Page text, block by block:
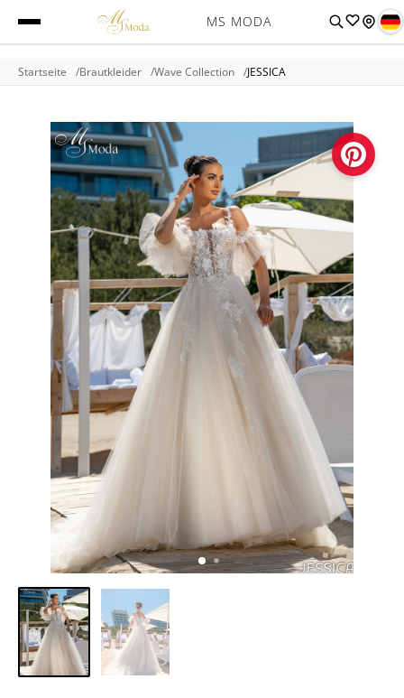
MS MODA
Startseite Brautkleider Wave Collection JESSICA